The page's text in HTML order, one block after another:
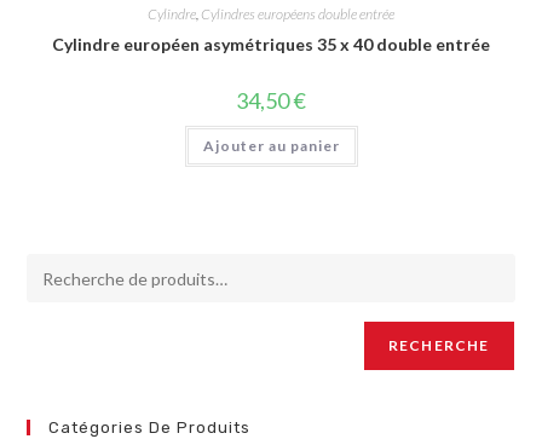
Cylindre Cylindres européens double entrée
Cylindre européen asymétriques 35 x 40 double entrée
34,50€
Ajouter au panier
RECHERCHE
Catégories De Produits